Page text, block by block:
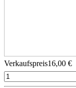
Verkaufspreis16,00 €